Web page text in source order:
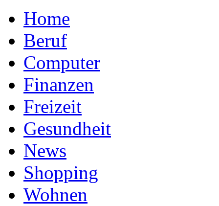
Home
Beruf
Computer
Finanzen
Freizeit
Gesundheit
News
Shopping
Wohnen